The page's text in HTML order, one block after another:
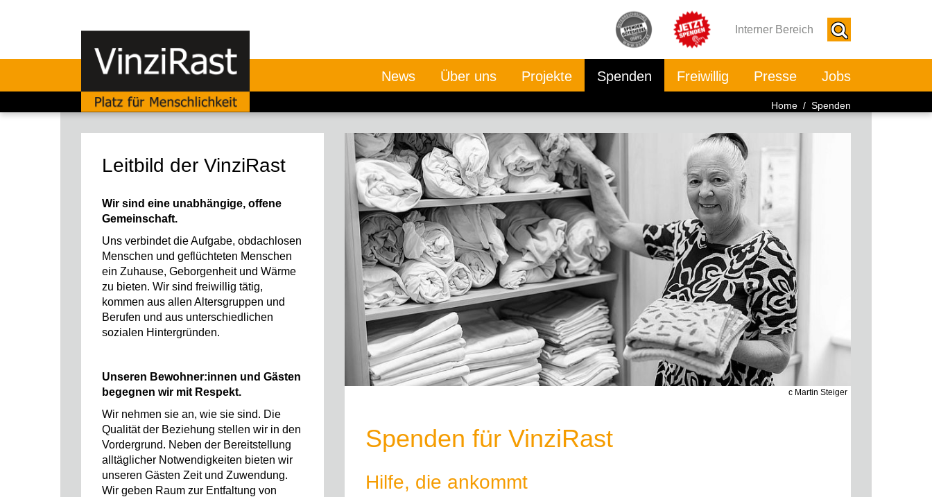
Interner Bereich
News Über uns Projekte Spenden Freiwillig Presse Jobs
Home / Spenden
c Martin Steiger
Spenden für VinziRast
Hilfe, die ankommt
Leitbild der VinziRast
Wir sind eine unabhängige, offene
Gemeinschaft.
Uns verbindet die Aufgabe, obdachlosen
Menschen und geflüchteten Menschen
ein Zuhause, Geborgenheit und Wärme
zu bieten. Wir sind freiwillig tätig,
kommen aus allen Altersgruppen und
Berufen und aus unterschiedlichen
sozialen Hintergründen.
Unseren Bewohner:innen und Gästen
begegnen wir mit Respekt.
Wir nehmen sie an, wie sie sind. Die
Qualität der Beziehung stellen wir in den
Vordergrund. Neben der Bereitstellung
alltäglicher Notwendigkeiten bieten wir
unseren Gästen Zeit und Zuwendung.
Wir geben Raum zur Entfaltung von